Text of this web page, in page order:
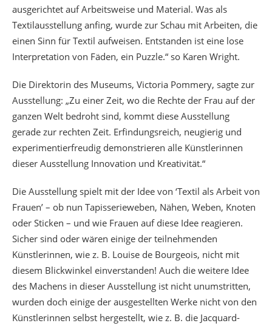
ausgerichtet auf Arbeitsweise und Material. Was als
Textilausstellung anfing, wurde zur Schau mit Arbeiten, die
einen Sinn für Textil aufweisen. Entstanden ist eine lose
Interpretation von Fäden, ein Puzzle.“ so Karen Wright.
Die Direktorin des Museums, Victoria Pommery, sagte zur
Ausstellung: „Zu einer Zeit, wo die Rechte der Frau auf der
ganzen Welt bedroht sind, kommt diese Ausstellung
gerade zur rechten Zeit. Erfindungsreich, neugierig und
experimentierfreudig demonstrieren alle Künstlerinnen
dieser Ausstellung Innovation und Kreativität.“
Die Ausstellung spielt mit der Idee von ‘Textil als Arbeit von
Frauen’ – ob nun Tapisserieweben, Nähen, Weben, Knoten
oder Sticken – und wie Frauen auf diese Idee reagieren.
Sicher sind oder wären einige der teilnehmenden
Künstlerinnen, wie z. B. Louise de Bourgeois, nicht mit
diesem Blickwinkel einverstanden! Auch die weitere Idee
des Machens in dieser Ausstellung ist nicht unumstritten,
wurden doch einige der ausgestellten Werke nicht von den
Künstlerinnen selbst hergestellt, wie z. B. die Jacquard-